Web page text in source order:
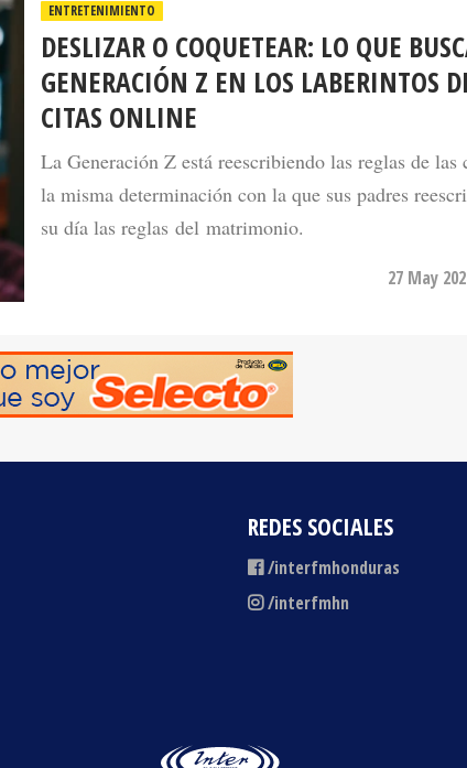
GENERACIÓN Z EN LOS LABERINTOS
CITAS ONLINE
La Generación Z está reescribiendo las reglas de las
la misma determinación con la que sus padres
su día las reglas del matrimonio.
REDES SOCIALES
/interfmhonduras
/interfmhn